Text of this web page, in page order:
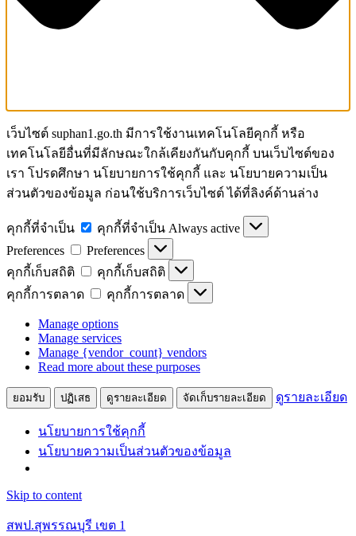
เว็บไซต์ suphan1.go.th มีการใช้งานเทคโนโลยีคุกกี้ หรือ
เทคโนโลยีอื่นที่มีลักษณะใกล้เคียงกันกับคุกกี้ บนเว็บไซต์ของ
เรา โปรดศึกษา นโยบายการใช้คุกกี้ และ นโยบายความเป็น
ส่วนตัวของข้อมูล ก่อนใช้บริการเว็บไซต์ ได้ที่ลิงค์ด้านล่าง
คุกกี้ที่จำเป็น คุกกี้ที่จำเป็น Always active
Preferences
Preferences
คุกกี้เก็บสถิติ
คุกกี้เก็บสถิติ
คุกกี้การตลาด
คุกกี้การตลาด
Manage options
Manage services
Manage {vendor_count} vendors
Read more about these purposes
ยอมรับ ปฏิเสธ ดูรายละเอียด จัดเก็บรายละเอียด ดูรายละเอียด
นโยบายการใช้คุกกี้
นโยบายความเป็นส่วนตัวของข้อมูล
Skip to content
สพป.สุพรรณบุรี เขต 1